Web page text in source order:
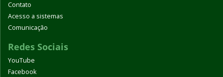
Contato
Acesso a sistemas
Comunicação
Redes Sociais
YouTube
Facebook